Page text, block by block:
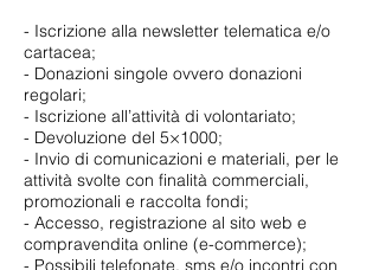
- Iscrizione alla newsletter telematica e/o
cartacea;
- Donazioni singole ovvero donazioni
regolari;
- Iscrizione all’attività di volontariato;
- Devoluzione del 5×1000;
- Invio di comunicazioni e materiali, per le
attività svolte con finalità commerciali,
promozionali e raccolta fondi;
- Accesso, registrazione al sito web e
compravendita online (e-commerce);
- Possibili telefonate, sms e/o incontri con